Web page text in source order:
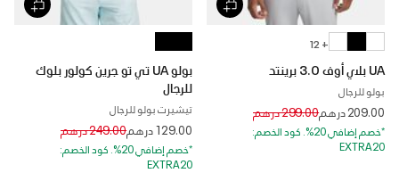
+ 12
UA بلاي أوف 3.0 برينتد
بولو للرجال
209.00 درهم Price reduced from
299.00 درهم to
*خصم إضافي 20%. كود الخصم:
EXTRA20
بولو UA تي تو جرين كولور بلوك
للرجال
تيشيرت بولو للرجال
129.00 درهم Price reduced from
249.00 درهم to
*خصم إضافي 20%. كود الخصم:
EXTRA20